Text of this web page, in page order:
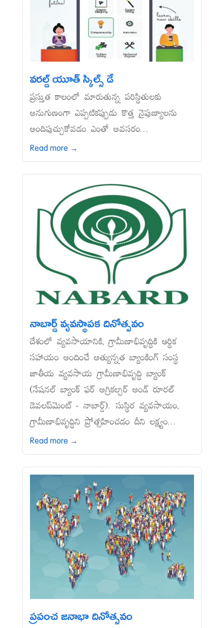
వరల్డ్‌ యూత్‌ స్కిల్స్‌ డే
ప్రస్తుత కాలంలో మారుతున్న పరిస్థితులకు
అనుగుణంగా ఎప్పటికప్పుడు కొత్త నైపుణ్యాలను
అందిపుచ్చుకోవడం ఎంతో అవసరం...
Read more →
నాబార్డ్‌ వ్యవస్థాపక దినోత్సవం
దేశంలో వ్యవసాయానికి, గ్రామీణాభివృద్ధికి ఆర్థిక
సహాయం అందించే అత్యున్నత బ్యాంకింగ్‌ సంస్థ
జాతీయ వ్యవసాయ గ్రామీణాభివృద్ధి బ్యాంక్‌
(నేషనల్‌ బ్యాంక్‌ ఫర్‌ అగ్రికల్చర్‌ అండ్‌ రూరల్‌
డెవలప్‌మెంట్‌ - నాబార్డ్‌). సుస్థిర వ్యవసాయం,
గ్రామీణాభివృద్ధిని ప్రోత్సహించడం దీని లక్ష్యం...
Read more →
ప్రపంచ జనాభా దినోత్సవం